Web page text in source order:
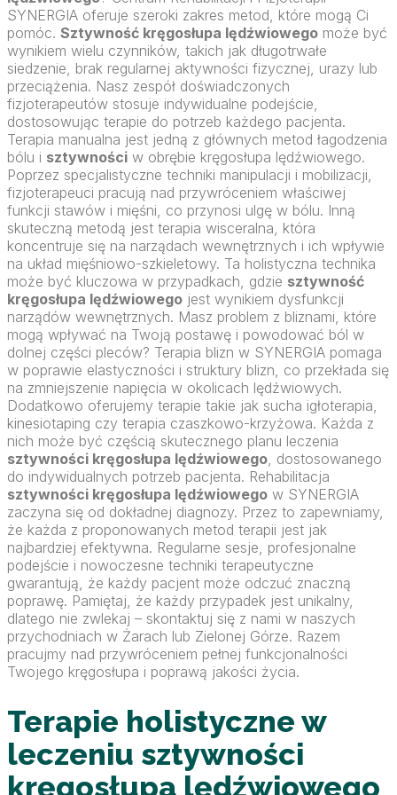
SYNERGIA oferuje szeroki zakres metod, które mogą Ci
pomóc. Sztywność kręgosłupa lędźwiowego może być
wynikiem wielu czynników, takich jak długotrwałe
siedzenie, brak regularnej aktywności fizycznej, urazy lub
przeciążenia. Nasz zespół doświadczonych
fizjoterapeutów stosuje indywidualne podejście,
dostosowując terapie do potrzeb każdego pacjenta.
Terapia manualna jest jedną z głównych metod łagodzenia
bólu i sztywności w obrębie kręgosłupa lędźwiowego.
Poprzez specjalistyczne techniki manipulacji i mobilizacji,
fizjoterapeuci pracują nad przywróceniem właściwej
funkcji stawów i mięśni, co przynosi ulgę w bólu. Inną
skuteczną metodą jest terapia wisceralna, która
koncentruje się na narządach wewnętrznych i ich wpływie
na układ mięśniowo-szkieletowy. Ta holistyczna technika
może być kluczowa w przypadkach, gdzie sztywność
kręgosłupa lędźwiowego jest wynikiem dysfunkcji
narządów wewnętrznych. Masz problem z bliznami, które
mogą wpływać na Twoją postawę i powodować ból w
dolnej części pleców? Terapia blizn w SYNERGIA pomaga
w poprawie elastyczności i struktury blizn, co przekłada się
na zmniejszenie napięcia w okolicach lędźwiowych.
Dodatkowo oferujemy terapie takie jak sucha igłoterapia,
kinesiotaping czy terapia czaszkowo-krzyżowa. Każda z
nich może być częścią skutecznego planu leczenia
sztywności kręgosłupa lędźwiowego , dostosowanego
do indywidualnych potrzeb pacjenta. Rehabilitacja
sztywności kręgosłupa lędźwiowego w SYNERGIA
zaczyna się od dokładnej diagnozy. Przez to zapewniamy,
że każda z proponowanych metod terapii jest jak
najbardziej efektywna. Regularne sesje, profesjonalne
podejście i nowoczesne techniki terapeutyczne
gwarantują, że każdy pacjent może odczuć znaczną
poprawę. Pamiętaj, że każdy przypadek jest unikalny,
dlatego nie zwlekaj – skontaktuj się z nami w naszych
przychodniach w Żarach lub Zielonej Górze. Razem
pracujmy nad przywróceniem pełnej funkcjonalności
Twojego kręgosłupa i poprawą jakości życia.
Terapie holistyczne w
leczeniu sztywności
kręgosłupa lędźwiowego